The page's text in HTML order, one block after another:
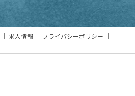
求人情報
プライバシーポリシー